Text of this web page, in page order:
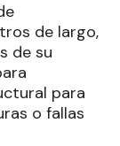
de largo,
de su
para
o fallas